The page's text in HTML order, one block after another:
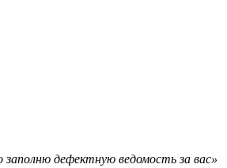
дефектную ведомость за вас»